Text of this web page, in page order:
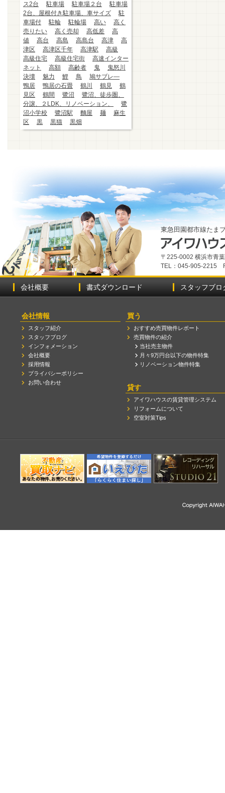
ス2台
駐車場 駐車場２台
駐車場
2台、屋根付き駐車場、車サイズ
駐
車場付
駐輪 駐輪場 高い
高く
売りたい
高く売却 高低差
高
値
高台 高島 高島台 高津
高
津区
高津区千年 高津駅
高級
高級住宅
高級住宅街
高速インター
ネット
高額 高齢者 鬼
鬼怒川
決壊
魅力 鯉 鳥
鳩サブレ―
鴨居
鴨居の石畳 鶴川 鶴見
鶴
見区
鶴間 鷺沼
鷺沼、徒歩圏、
分譲、２LDK、リノベーション、
鷺
沼小学校
鷺沼駅 麵屋 麺
麻生
区
黒 黒猫 黒畑
東急田園都市線たま
〒225-0002 横浜市青
TEL：045-905-2215
会社概要 書式ダウンロード スタッフブロ
会社情報
スタッフ紹介
スタッフブログ
インフォメーション
会社概要
採用情報
プライバシーポリシー
お問い合わせ
買う
おすすめ売買物件レポート
売買物件の紹介
当社売主物件
月々9万円台以下の物件特集
リノベーション物件特集
貸す
アイワハウスの賃貸管理システム
リフォームについて
空室対策Tips